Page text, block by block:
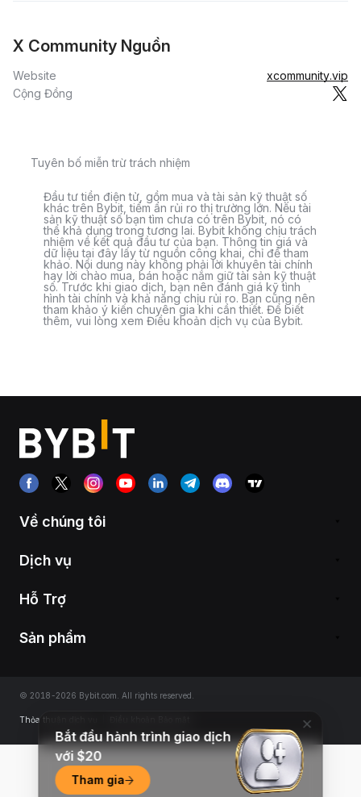
X Community Nguồn
Website
xcommunity.vip
Cộng Đồng
Tuyên bố miễn trừ trách nhiệm
Đầu tư tiền điện tử, gồm mua và tài sản kỹ thuật số
khác trên Bybit, tiềm ẩn rủi ro thị trường lớn. Nếu tài
sản kỹ thuật số bạn tìm chưa có trên Bybit, nó có
thể khả dụng trong tương lai. Bybit không chịu trách
nhiệm về kết quả đầu tư của bạn. Thông tin giá và
dữ liệu tại đây lấy từ nguồn công khai, chỉ để tham
khảo. Nội dung này không phải lời khuyên tài chính
hay lời chào mua, bán hoặc nắm giữ tài sản kỹ thuật
số. Trước khi giao dịch, bạn nên đánh giá kỹ tình
hình tài chính và khả năng chịu rủi ro. Bạn cũng nên
tham khảo ý kiến chuyên gia khi cần thiết. Để biết
thêm, vui lòng xem Điều khoản dịch vụ của Bybit.
Về chúng tôi
Dịch vụ
Hỗ Trợ
Sản phẩm
© 2018-2026 Bybit.com. All rights reserved.
Thỏa thuận dịch vụ
Bắt đầu hành trình giao dịch
với $20
Tham gia